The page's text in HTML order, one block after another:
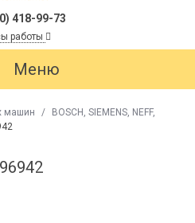
418-99-73
работы
Меню
машин /
BOSCH, SIEMENS, NEFF,